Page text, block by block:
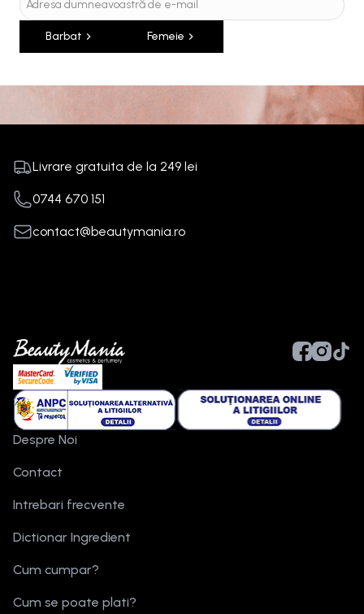
Barbat Femeie
Livrare gratuita de la 249 lei
0744 670 151
contact@beautymania.ro
Despre Noi
Contact
Intrebari frecvente
Dictionar Ingredient
Cum cumpar?
Cum se poate plati?